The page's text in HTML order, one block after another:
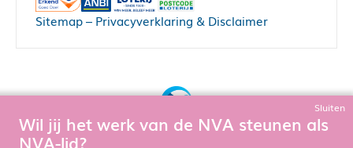
Sitemap– Privacyverklaring & Disclaimer
Sluiten
Wil jij het werk van de NVA steunen als
NVA-lid?